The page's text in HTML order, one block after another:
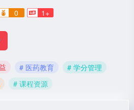
0 1+
# 医药教育
# 学分管理
# 课程资源